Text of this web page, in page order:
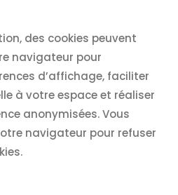
des cookies peuvent
navigateur pour
d’affichage, faciliter
à votre espace et réaliser
anonymisées. Vous
navigateur pour refuser